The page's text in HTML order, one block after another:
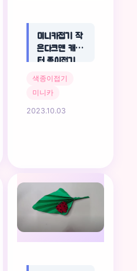
미니카접기 작
은다크맨 캐릭
터 종이접기
색종이접기
미니카
2023.10.03